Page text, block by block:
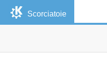
Scorciatoie